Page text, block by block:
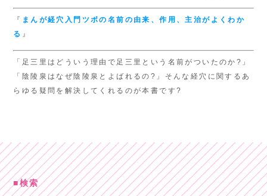
『 まんが経穴入門 ツボの名前の由来、作用、主治がよくわか
る 』
「足三里はどういう理由で足三里という名前がついたのか?」
「陰陵泉はなぜ陰陵泉とよばれるの?」そんな経穴に関するあ
らゆる疑問を解決してくれるのが本書です?
検索